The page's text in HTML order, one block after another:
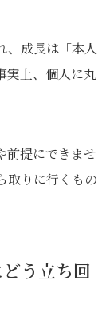
、成長は「本人
実上、個人に丸
前提にできませ
取りに行くもの
う立ち回